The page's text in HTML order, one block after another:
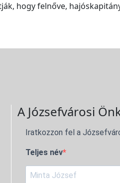
hogy felnőve,
A Józsefvárosi
Iratkozzon fel a
Teljes név